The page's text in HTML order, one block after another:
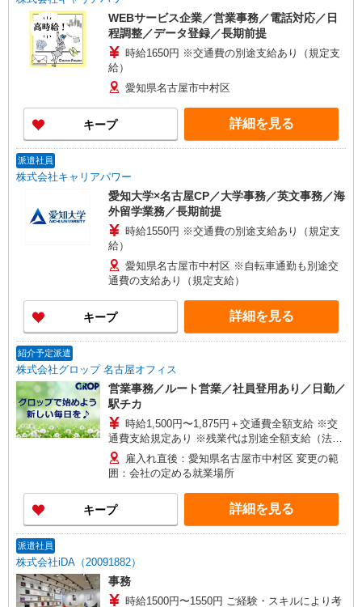
WEBサービス企業／営業事務／電話対応／日
程調整／データ登録／長期前提
時給1650円 ※交通費の別途支給あり（規定支
給）
愛知県名古屋市中村区
キープ 詳細を見る
派遣社員
株式会社キャリアパワー
愛知大学×名古屋CP／大学事務／英文事務／海
外留学業務／長期前提
時給1550円 ※交通費の別途支給あり（規定支
給）
愛知県名古屋市中村区 ※自転車通勤も別途交
通費の支給あり（規定支給）
キープ 詳細を見る
紹介予定派遣
株式会社グロップ 名古屋オフィス
営業事務／ルート営業／社員登用あり／日勤／
駅チカ
時給1,500円〜1,875円＋交通費全額支給 ※交
通費支給規定あり ※残業代は別途全額支給（法定
基準通り） ※給与の希望日払い制度あり ＜月収例
＞ ＊月22日勤務の場合 時給1,500円×8時間×22
日⇒264,000円＋交通費＋残業代
雇入れ直後：愛知県名古屋市中村区 変更の範
囲：会社の定める就業場所
キープ 詳細を見る
派遣社員
株式会社iDA（20091882）
事務
時給1500円〜1550円 ご経験・スキルにより考